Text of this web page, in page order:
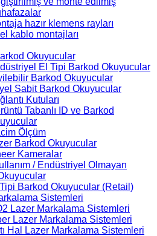
hazır klemens rayları
kablo montajları
Okuyucular
El Tipi Barkod Okuyucular
Barkod Okuyucular
Sabit Barkod Okuyucular
Kutuları
Tabanlı ID ve Barkod
Ölçüm
Barkod Okuyucular
Kameralar
/ Endüstriyel Olmayan
Barkod Okuyucular (Retail)
Sistemleri
Lazer Markalama Sistemleri
Lazer Markalama Sistemleri
Hal Lazer Markalama Sistemleri